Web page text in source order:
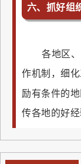
六、抓好组
各地区
作机制，细
励有条件的
传各地的好